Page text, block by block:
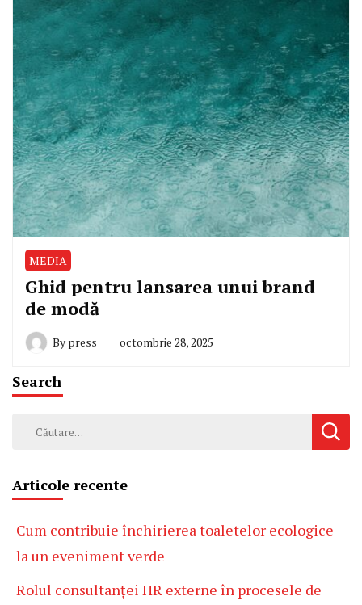
MEDIA
Ghid pentru lansarea unui brand
de modă
By press octombrie 28, 2025
Search
Caută
Articole recente
Cum contribuie închirierea toaletelor ecologice
la un eveniment verde
Rolul consultanței HR externe în procesele de